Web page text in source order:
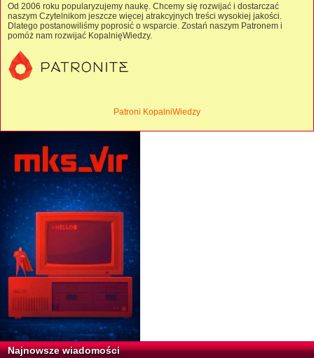
Od 2006 roku popularyzujemy naukę. Chcemy się rozwijać i dostarczać
naszym Czytelnikom jeszcze więcej atrakcyjnych treści wysokiej jakości.
Dlatego postanowiliśmy poprosić o wsparcie. Zostań naszym Patronem i
pomóż nam rozwijać KopalnięWiedzy.
Patroni KopalniWiedzy
Najnowsze wiadomości